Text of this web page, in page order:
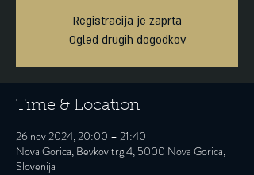
Registracija je zaprta
Ogled drugih dogodkov
Time & Location
26 nov 2024, 20:00 – 21:40
Nova Gorica, Bevkov trg 4, 5000 Nova Gorica,
Slovenija